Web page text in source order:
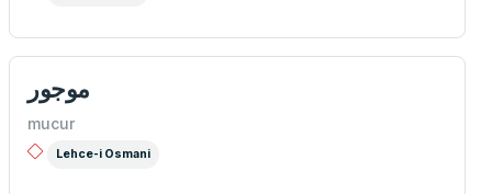
موجور
mucur
Lehce-i Osmani